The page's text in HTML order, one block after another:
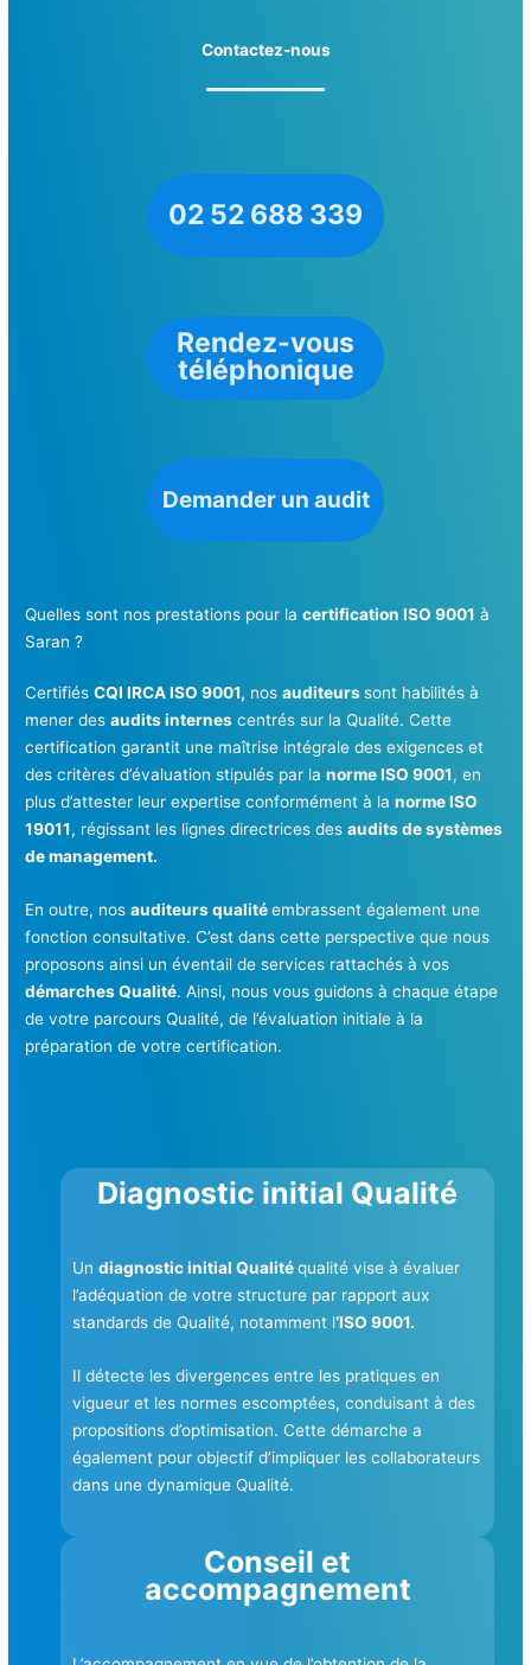
Contactez-nous
02 52 688 339
Rendez-vous
téléphonique
Demander un audit
Quelles sont nos prestations pour lacertification ISO 9001 à
Saran ?
CertifiésCQI IRCA ISO 9001, nosauditeurssont habilités à
mener desaudits internes centrés sur la Qualité. Cette
certification garantit une maîtrise intégrale des exigences et
des critères d’évaluation stipulés par lanorme ISO 9001, en
plus d’attester leur expertise conformément à lanorme ISO
19011, régissant les lignes directrices desaudits de systèmes
de management.
En outre, nosauditeurs qualitéembrassent également une
fonction consultative. C’est dans cette perspective que nous
proposons ainsi un éventail de services rattachés à vos
démarches Qualité. Ainsi, nous vous guidons à chaque étape
de votre parcours Qualité, de l’évaluation initiale à la
préparation de votre certification.
Diagnostic initial Qualité
Undiagnostic initial Qualitéqualité vise à évaluer
l’adéquation de votre structure par rapport aux
standards de Qualité, notamment l‘ISO 9001.
Il détecte les divergences entre les pratiques en
vigueur et les normes escomptées, conduisant à des
propositions d’optimisation. Cette démarche a
également pour objectif d’impliquer les collaborateurs
dans une dynamique Qualité.
Conseil et
accompagnement